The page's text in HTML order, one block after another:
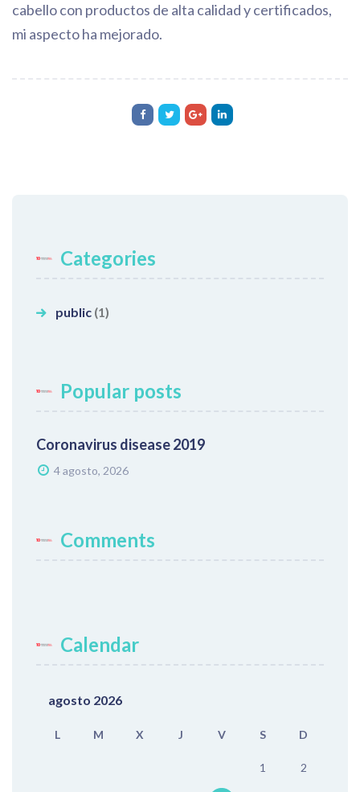
cabello con productos de alta calidad y certificados,
mi aspecto ha mejorado.
Categories
public (1)
Popular posts
Coronavirus disease 2019
4 agosto, 2026
Comments
Calendar
agosto 2026
L M X J V S D
1 2